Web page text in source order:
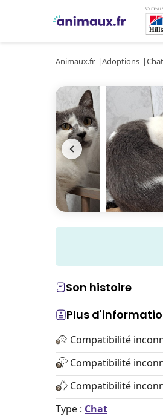
Animaux.fr Adoptions
Son histoire
Plus
Compatibilité
Compatibilité
Compatibilité
Type : Chat